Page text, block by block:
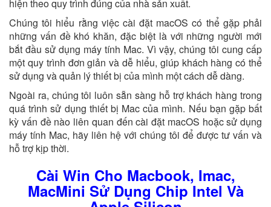
hiện theo quy trình đúng của nhà sản xuất.
Chúng tôi hiểu rằng việc cài đặt macOS có thể gặp phải
những vấn đề khó khăn, đặc biệt là với những người mới
bắt đầu sử dụng máy tính Mac. Vì vậy, chúng tôi cung cấp
một quy trình đơn giản và dễ hiểu, giúp khách hàng có thể
sử dụng và quản lý thiết bị của mình một cách dễ dàng.
Ngoài ra, chúng tôi luôn sẵn sàng hỗ trợ khách hàng trong
quá trình sử dụng thiết bị Mac của mình. Nếu bạn gặp bất
kỳ vấn đề nào liên quan đến cài đặt macOS hoặc sử dụng
máy tính Mac, hãy liên hệ với chúng tôi để được tư vấn và
hỗ trợ kịp thời.
Cài Win Cho Macbook, Imac,
MacMini Sử Dụng Chip Intel Và